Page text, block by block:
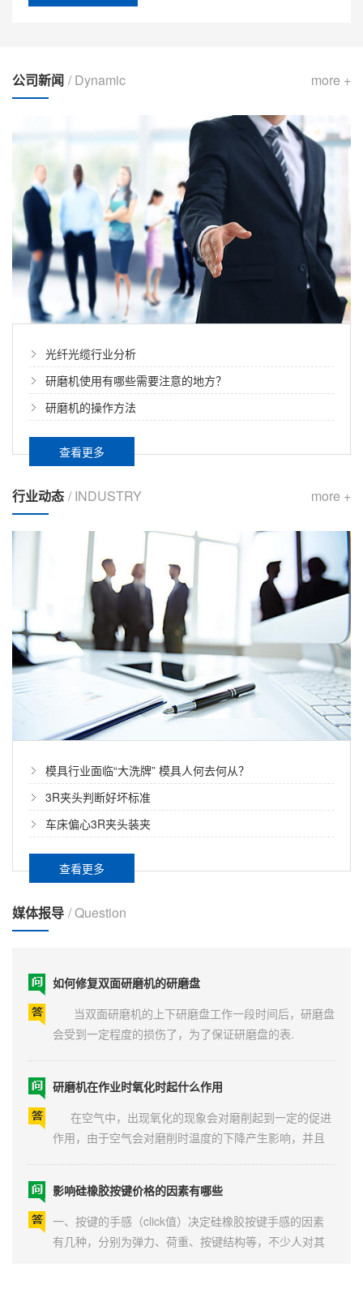
more +
公司新闻 / Dynamic
光纤光缆行业分析
研磨机使用有哪些需要注意的地方？
研磨机的操作方法
查看更多
more +
行业动态 / INDUSTRY
模具行业面临“大洗牌” 模具人何去何从？
3R夹头判断好坏标准
车床偏心3R夹头装夹
查看更多
媒体报导 / Question
国内光纤光缆行业需求旺盛
升空间 信息化战略将是我国发展的中心，而宽带网
会受到一定程度的损伤了，为了保证研磨盘的表.
作用，由于空气会对磨削时温度的下降产生影响，并且
空.
有几种，分别为弹力、荷重、按键结构等，不少人对其
手感的评价.